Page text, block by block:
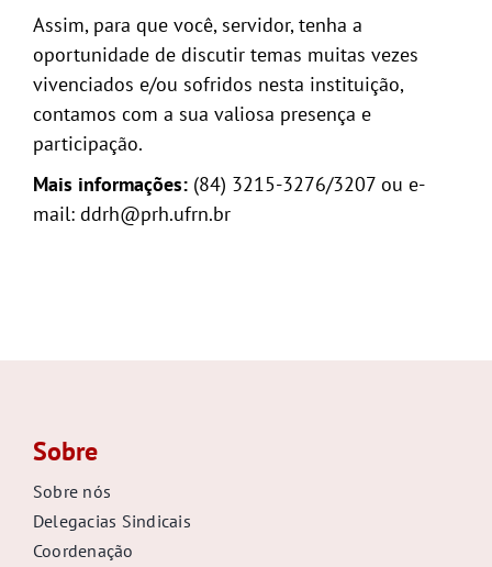
Assim, para que você, servidor, tenha a
oportunidade de discutir temas muitas vezes
vivenciados e/ou sofridos nesta instituição,
contamos com a sua valiosa presença e
participação.
Mais informações:(84) 3215-3276/3207 ou e-
mail: ddrh@prh.ufrn.br
Sobre
Sobre nós
Delegacias Sindicais
Coordenação